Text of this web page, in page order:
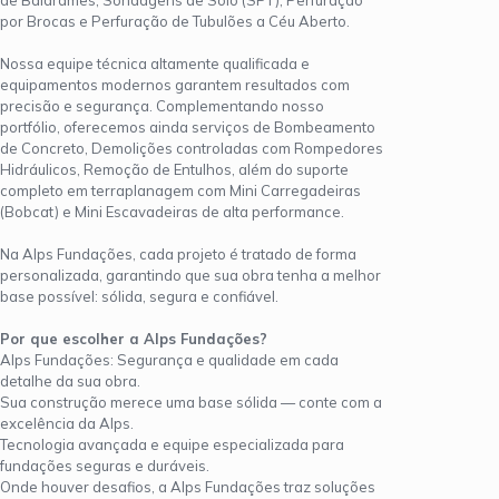
por Brocas e Perfuração de Tubulões a Céu Aberto.
Nossa equipe técnica altamente qualificada e
equipamentos modernos garantem resultados com
precisão e segurança. Complementando nosso
portfólio, oferecemos ainda serviços de Bombeamento
de Concreto, Demolições controladas com Rompedores
Hidráulicos, Remoção de Entulhos, além do suporte
completo em terraplanagem com Mini Carregadeiras
(Bobcat) e Mini Escavadeiras de alta performance.
Na Alps Fundações, cada projeto é tratado de forma
personalizada, garantindo que sua obra tenha a melhor
base possível: sólida, segura e confiável.
Por que escolher a Alps Fundações?
Alps Fundações: Segurança e qualidade em cada
detalhe da sua obra.
Sua construção merece uma base sólida — conte com a
excelência da Alps.
Tecnologia avançada e equipe especializada para
fundações seguras e duráveis.
Onde houver desafios, a Alps Fundações traz soluções